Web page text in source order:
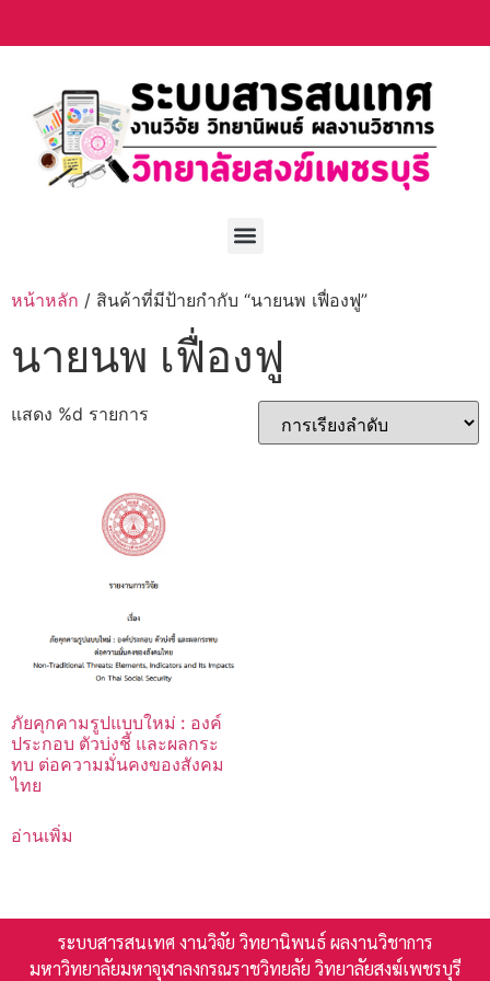
หน้าหลัก / สินค้าที่มีป้ายกำกับ “นายนพ เฟื่องฟู”
นายนพ เฟื่องฟู
แสดง %d รายการ
ภัยคุกคามรูปแบบใหม่ : องค์
ประกอบ ตัวบ่งชี้ และผลกระ
ทบ ต่อความมั่นคงของสังคม
ไทย
อ่านเพิ่ม
ระบบสารสนเทศ งานวิจัย วิทยานิพนธ์ ผลงานวิชาการ
มหาวิทยาลัยมหาจุฬาลงกรณราชวิทยลัย วิทยาลัยสงฆ์เพชรบุรี